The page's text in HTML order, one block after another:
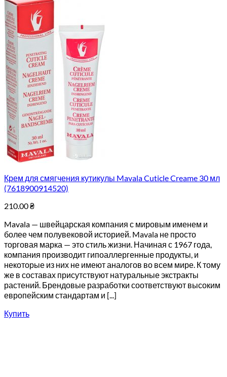
Крем для смягчения кутикулы Mavala Cuticle Creame 30 мл
(7618900914520)
210.00₴
Mavala — швейцарская компания с мировым именем и
более чем полувековой историей. Mavala не просто
торговая марка — это стиль жизни. Начиная с 1967 года,
компания производит гипоаллергенные продукты, и
некоторые из них не имеют аналогов во всем мире. К тому
же в составах присутствуют натуральные экстракты
растений. Брендовые разработки соответствуют высоким
европейским стандартам и [...]
Купить